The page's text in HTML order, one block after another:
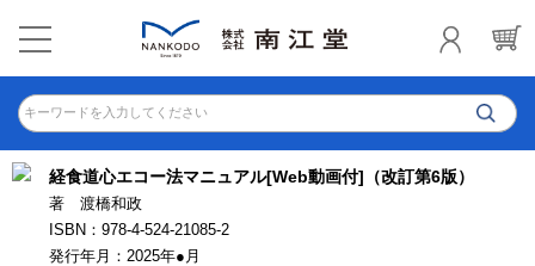
キーワードを入力してください
経食道心エコー法マニュアル[Web動画付]（改訂第6版）
著 渡橋和政
ISBN：978-4-524-21085-2
発行年月：2025年●月